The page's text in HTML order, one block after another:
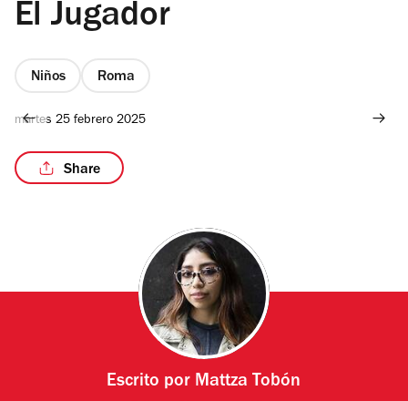
El Jugador
Niños Roma
martes 25 febrero 2025
Share
Escrito por Mattza Tobón